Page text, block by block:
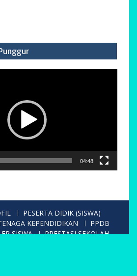
04:48
PESERTA DIDIK (SISWA)
KEPENDIDIKAN
PPDB
SISWA
PRESTASI SEKOLAH